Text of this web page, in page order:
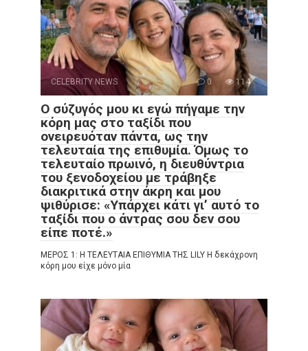
CELEBRITY NEWS 0 114
Ο σύζυγός μου κι εγώ πήγαμε την
κόρη μας στο ταξίδι που
ονειρευόταν πάντα, ως την
τελευταία της επιθυμία. Όμως το
τελευταίο πρωινό, η διευθύντρια
του ξενοδοχείου με τράβηξε
διακριτικά στην άκρη και μου
ψιθύρισε: «Υπάρχει κάτι γι’ αυτό το
ταξίδι που ο άντρας σου δεν σου
είπε ποτέ.»
ΜΕΡΟΣ 1: Η ΤΕΛΕΥΤΑΙΑ ΕΠΙΘΥΜΙΑ ΤΗΣ LILY Η δεκάχρονη
κόρη μου είχε μόνο μία